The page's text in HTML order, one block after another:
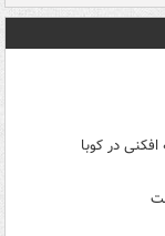
در کوبا